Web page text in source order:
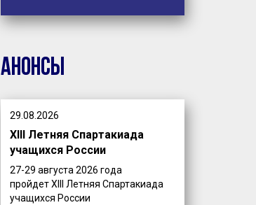
Анонсы
29.08.2026
XIII Летняя Спартакиада
учащихся России
27-29 августа 2026 года
пройдет XIII Летняя Спартакиада
учащихся России